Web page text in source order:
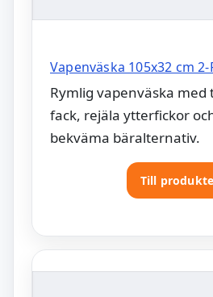
Vapenväska 105x32 cm
Rymlig vapenväska med
fack, rejäla ytterfickor
bekväma bäralternativ.
Till